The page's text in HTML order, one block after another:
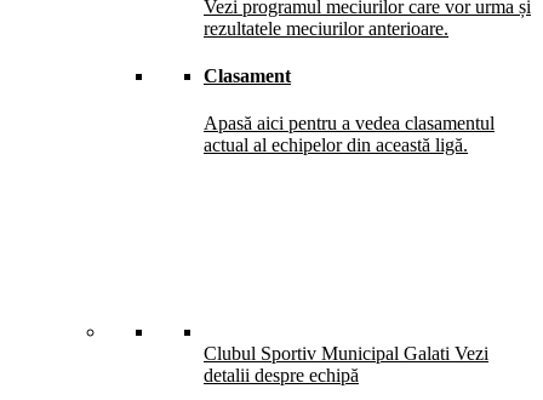
Vezi programul meciurilor care vor urma și
rezultatele meciurilor anterioare.
Clasament
Apasă aici pentru a vedea clasamentul
actual al echipelor din această ligă.
Clubul Sportiv Municipal Galati Vezi
detalii despre echipă